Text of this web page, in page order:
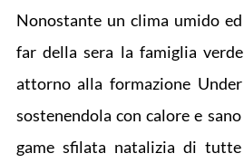
Nonostante un clima umido
far della sera la famiglia
attorno alla formazione
sostenendola con calore e
game sfilata natalizia di